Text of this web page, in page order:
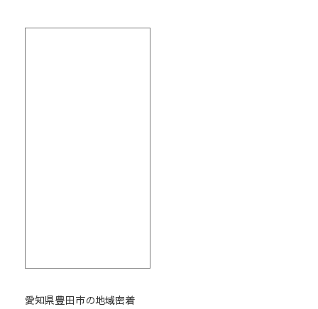
愛知県豊田市の地域密着